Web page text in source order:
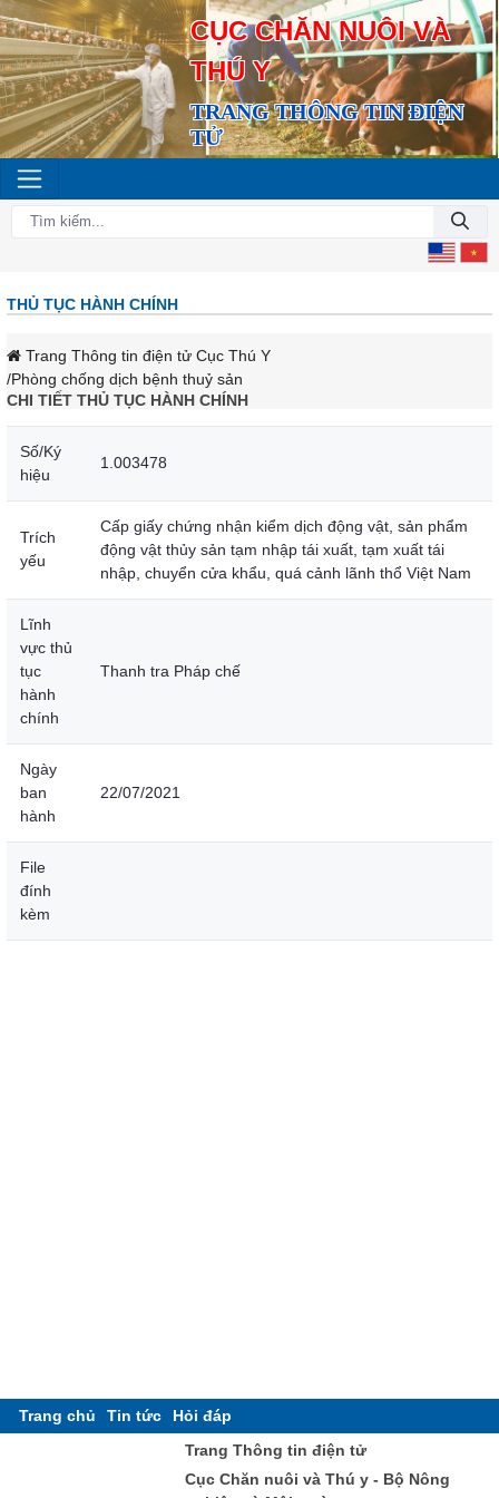
CỤC CHĂN NUÔI VÀ
THÚ Y
TRANG THÔNG TIN ĐIỆN
TỬ
THỦ TỤC HÀNH CHÍNH
Trang Thông tin điện tử Cục Thú Y
/Phòng chống dịch bệnh thuỷ sản
CHI TIẾT THỦ TỤC HÀNH CHÍNH
Số/Ký
hiệu
1.003478
Trích
yếu
Cấp giấy chứng nhận kiểm dịch động vật, sản phẩm
động vật thủy sản tạm nhập tái xuất, tạm xuất tái
nhập, chuyển cửa khẩu, quá cảnh lãnh thổ Việt Nam
Lĩnh
vực thủ
tục
hành
chính
Thanh tra Pháp chế
Ngày
ban
hành
22/07/2021
File
đính
kèm
Trang chủ Tin tức
Hỏi đáp
Trang Thông tin điện tử
Cục Chăn nuôi và Thú y - Bộ Nông